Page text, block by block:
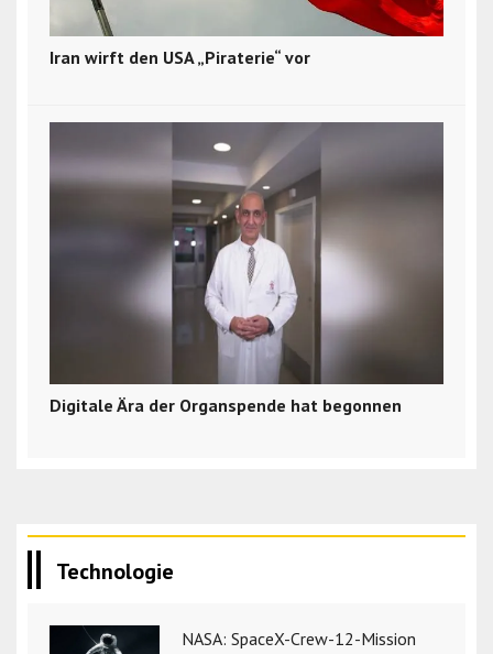
Iran wirft den USA „Piraterie“ vor
Digitale Ära der Organspende hat begonnen
Technologie
NASA: SpaceX-Crew-12-Mission